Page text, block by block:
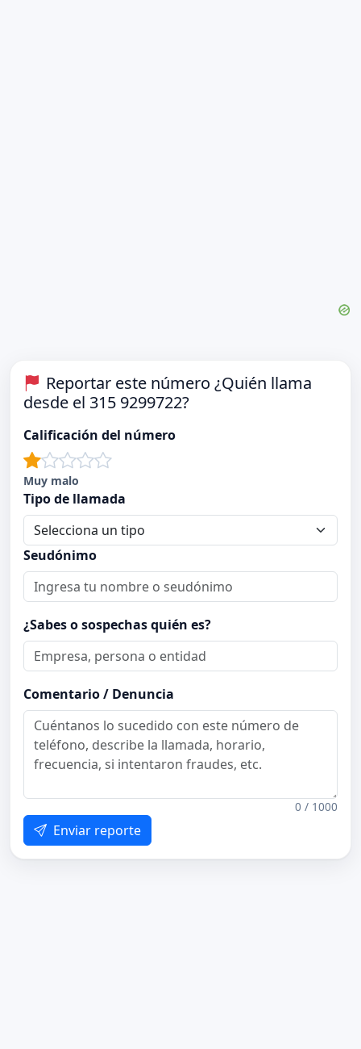
Reportar este número ¿Quién llama
desde el 315 9299722?
Calificación del número
Muy malo
Tipo de llamada
Seudónimo
¿Sabes o sospechas quién es?
Comentario / Denuncia
0 / 1000
Enviar reporte